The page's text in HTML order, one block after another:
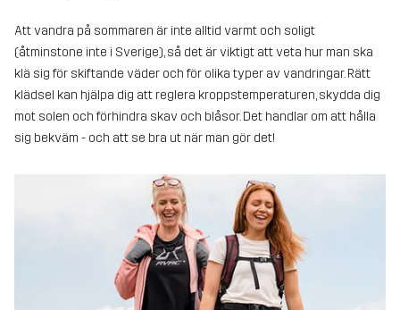
Att vandra på sommaren är inte alltid varmt och soligt
(åtminstone inte i Sverige), så det är viktigt att veta hur man ska
klä sig för skiftande väder och för olika typer av vandringar. Rätt
klädsel kan hjälpa dig att reglera kroppstemperaturen, skydda dig
mot solen och förhindra skav och blåsor. Det handlar om att hålla
sig bekväm - och att se bra ut när man gör det!